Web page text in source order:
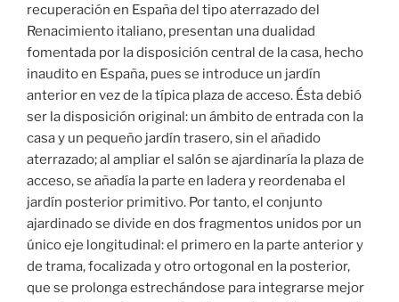
recuperación en España del tipo aterrazado del
Renacimiento italiano, presentan una dualidad
fomentada por la disposición central de la casa, hecho
inaudito en España, pues se introduce un jardín
anterior en vez de la típica plaza de acceso. Ésta debió
ser la disposición original: un ámbito de entrada con la
casa y un pequeño jardín trasero, sin el añadido
aterrazado; al ampliar el salón se ajardinaría la plaza de
acceso, se añadía la parte en ladera y reordenaba el
jardín posterior primitivo. Por tanto, el conjunto
ajardinado se divide en dos fragmentos unidos por un
único eje longitudinal: el primero en la parte anterior y
de trama, focalizada y otro ortogonal en la posterior,
que se prolonga estrechándose para integrarse mejor